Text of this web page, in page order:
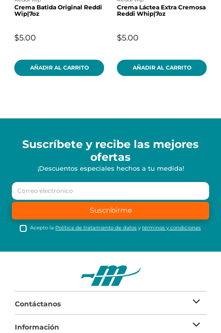
Crema Batida Original Reddi
Wip|7oz
$5.00
AÑADIR AL CARRITO
Crema Láctea Extra Cremosa
Reddi Whip|7oz
$5.00
AÑADIR AL CARRITO
Suscríbete y recibe las mejores
ofertas
¡Descuentos especiales hechos a tu medida!
Suscribirme
Acepto la Política de tratamiento de datos ytérminos y condiciones
Contáctanos
Información